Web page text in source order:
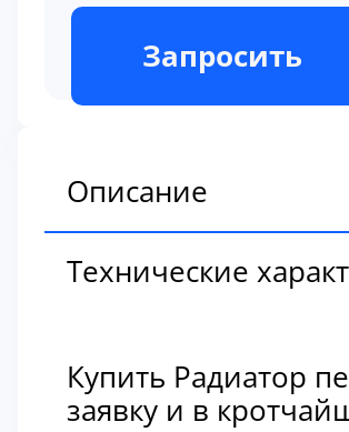
В наличии
Запросить
Описание
Технические
Купить Радиатор
заявку и в